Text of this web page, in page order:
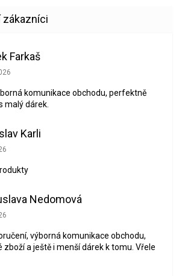
Farkaš
obchodu je 5 z 5 hvězdiček.
komunikace obchodu, perfektně
malý dárek.
Karli
obchodu je 5 z 5 hvězdiček.
Nedomová
obchodu je 5 z 5 hvězdiček.
výborná komunikace obchodu,
a ještě i menší dárek k tomu. Vřele